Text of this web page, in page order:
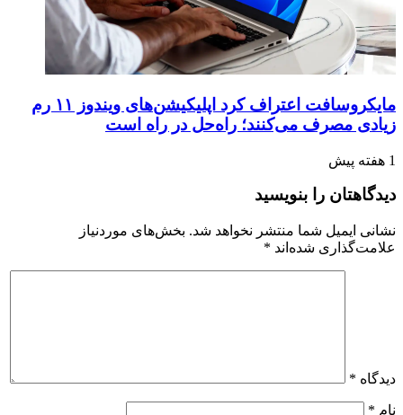
مایکروسافت اعتراف کرد اپلیکیشن‌های ویندوز ۱۱ رم
زیادی مصرف می‌کنند؛ راه‌حل در راه است
1 هفته پیش
دیدگاهتان را بنویسید
نشانی ایمیل شما منتشر نخواهد شد. بخش‌های موردنیاز
علامت‌گذاری شده‌اند *
دیدگاه *
نام *